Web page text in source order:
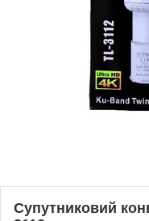
Супутниковий